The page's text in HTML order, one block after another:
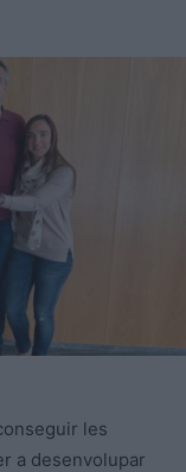
les
a desenvolupar